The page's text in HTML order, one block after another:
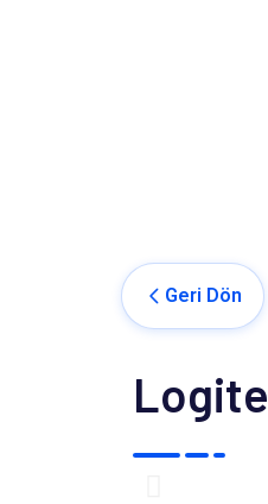
Geri Dön